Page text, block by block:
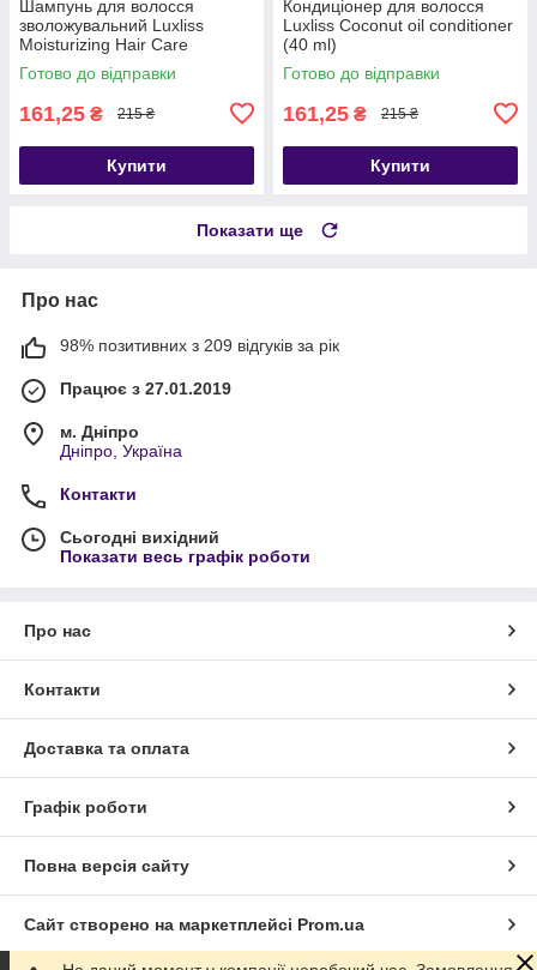
Шампунь для волосся
зволожувальний Luxliss
Moisturizing Hair Care
Shampoo 40 мл
Готово до відправки
161,25 ₴ 215 ₴
Купити
Кондиціонер для волосся
Luxliss Coconut oil conditioner
(40 ml)
Готово до відправки
161,25 ₴ 215 ₴
Купити
Показати ще
Про нас
98% позитивних з 209 відгуків за рік
Працює з 27.01.2019
м. Дніпро
Дніпро, Україна
Контакти
Сьогодні вихідний
Показати весь графік роботи
Про нас
Контакти
Доставка та оплата
Графік роботи
Повна версія сайту
Сайт створено на маркетплейсі Prom.ua